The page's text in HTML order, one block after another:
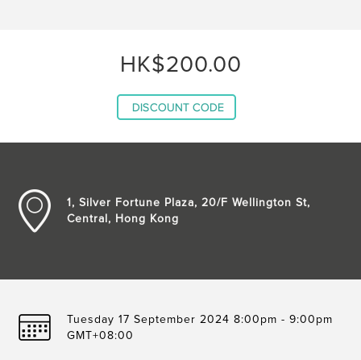
HK$200.00
1, Silver Fortune Plaza, 20/F Wellington St,
Central, Hong Kong
Tuesday 17 September 2024 8:00pm - 9:00pm
GMT+08:00